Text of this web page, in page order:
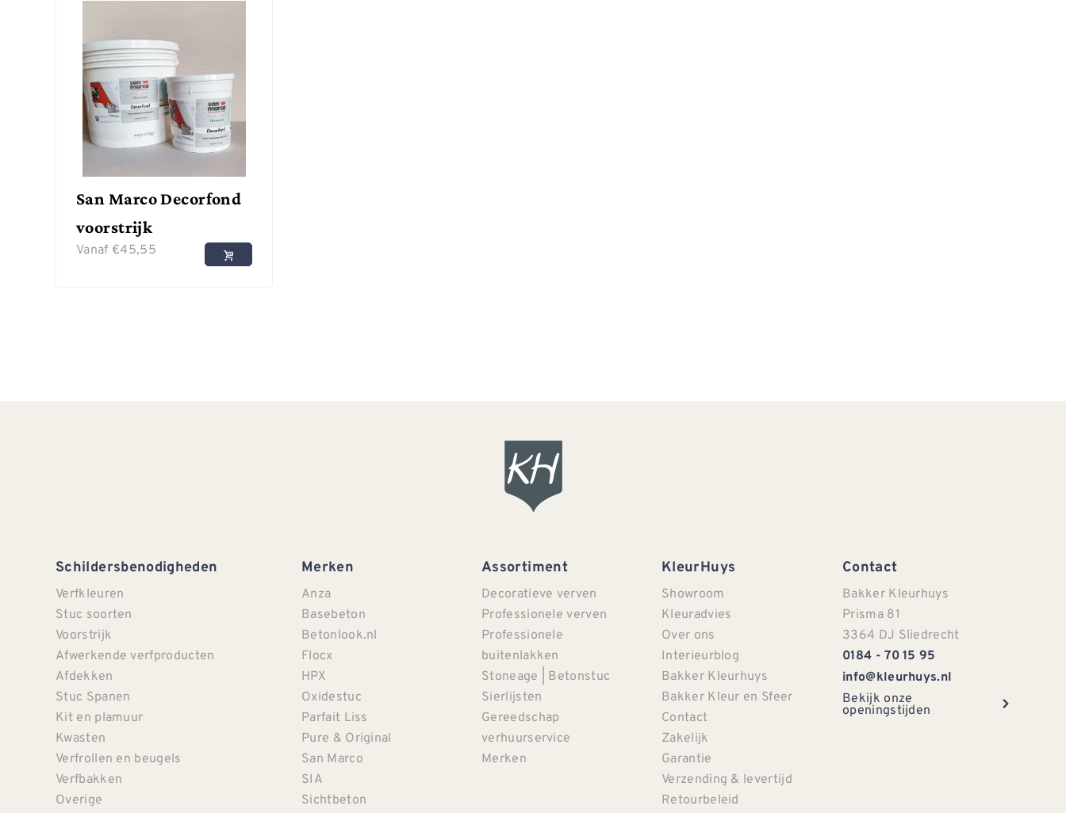
San Marco Decorfond
voorstrijk
Vanaf €45,55
Schildersbenodigheden
Verfkleuren
Stuc soorten
Voorstrijk
Afwerkende verfproducten
Afdekken
Stuc Spanen
Kit en plamuur
Kwasten
Verfrollen en beugels
Verfbakken
Overige
Merken
Anza
Basebeton
Betonlook.nl
Flocx
HPX
Oxidestuc
Parfait Liss
Pure & Original
San Marco
SIA
Sichtbeton
Assortiment
Decoratieve verven
Professionele verven
Professionele
buitenlakken
Stoneage | Betonstuc
Sierlijsten
Gereedschap
verhuurservice
Merken
KleurHuys
Showroom
Kleuradvies
Over ons
Interieurblog
Bakker Kleurhuys
Bakker Kleur en Sfeer
Contact
Zakelijk
Garantie
Verzending & levertijd
Retourbeleid
Contact
Bakker Kleurhuys
Prisma 81
3364 DJ Sliedrecht
0184 - 70 15 95
info@kleurhuys.nl
Bekijk onze
openingstijden